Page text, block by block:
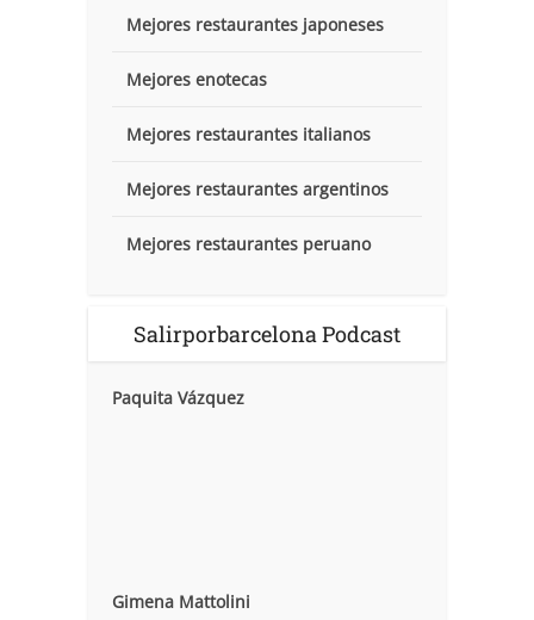
Mejores restaurantes japoneses
Mejores enotecas
Mejores restaurantes italianos
Mejores restaurantes argentinos
Mejores restaurantes peruano
Salirporbarcelona Podcast
Paquita Vázquez
Gimena Mattolini